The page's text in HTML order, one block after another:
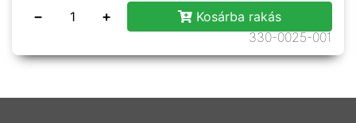
− +
Kosárba rakás
330-0025-001